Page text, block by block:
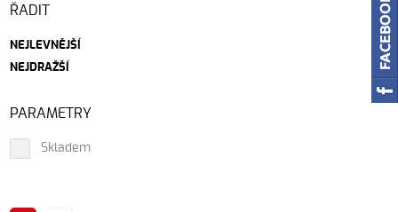
ŘADIT
NEJLEVNĚJŠÍ
NEJDRAŽŠÍ
PARAMETRY
Skladem